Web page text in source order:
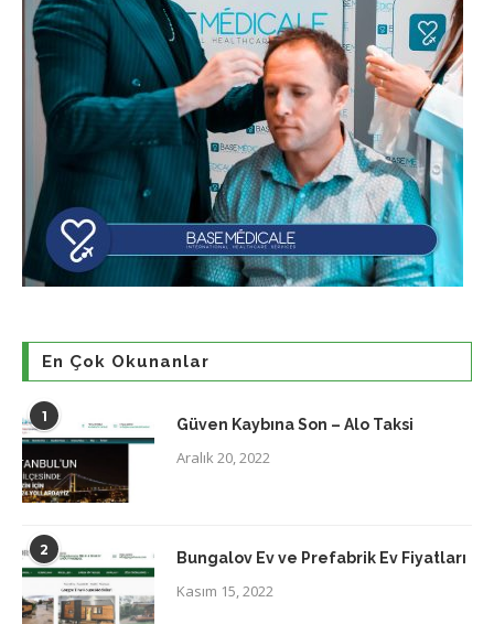
En Çok Okunanlar
1 Güven Kaybına Son – Alo Taksi
Aralık 20, 2022
2 Bungalov Ev ve Prefabrik Ev Fiyatları
Kasım 15, 2022